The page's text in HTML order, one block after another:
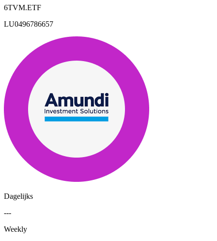
6TVM.ETF
LU0496786657
Dagelijks
---
Weekly